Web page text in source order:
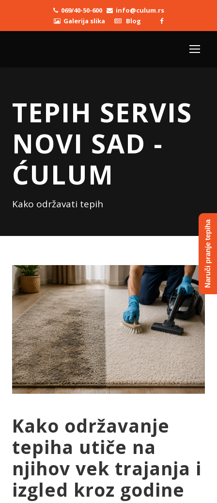
069/40-50-600
info@culum.rs
Galerija slika
Blog
TEPIH SERVIS
NOVI SAD -
ĆULUM
Kako održavati tepih
Kako održavanje
tepiha utiče na
njihov vek trajanja i
izgled kroz godine
Naruči pranje tepiha